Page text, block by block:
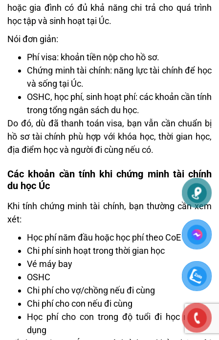
hoặc gia đình có đủ khả năng chi trả cho quá trình
học tập và sinh hoạt tại Úc.
Nói đơn giản:
Phí visa: khoản tiền nộp cho hồ sơ.
Chứng minh tài chính: năng lực tài chính để học
và sống tại Úc.
OSHC, học phí, sinh hoạt phí: các khoản cần tính
trong tổng ngân sách du học.
Do đó, dù đã thanh toán visa, bạn vẫn cần chuẩn bị
hồ sơ tài chính phù hợp với khóa học, thời gian học,
địa điểm học và người đi cùng nếu có.
Các khoản cần tính khi chứng minh tài chính
du học Úc
Khi tính chứng minh tài chính, bạn thường cần xem
xét:
Học phí năm đầu hoặc học phí theo CoE
Chi phí sinh hoạt trong thời gian học
Vé máy bay
OSHC
Chi phí cho vợ/chồng nếu đi cùng
Chi phí cho con nếu đi cùng
Học phí cho con trong độ tuổi đi học nếu áp
dụng